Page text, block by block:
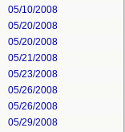
05/10/2008
05/20/2008
05/20/2008
05/21/2008
05/23/2008
05/26/2008
05/26/2008
05/29/2008